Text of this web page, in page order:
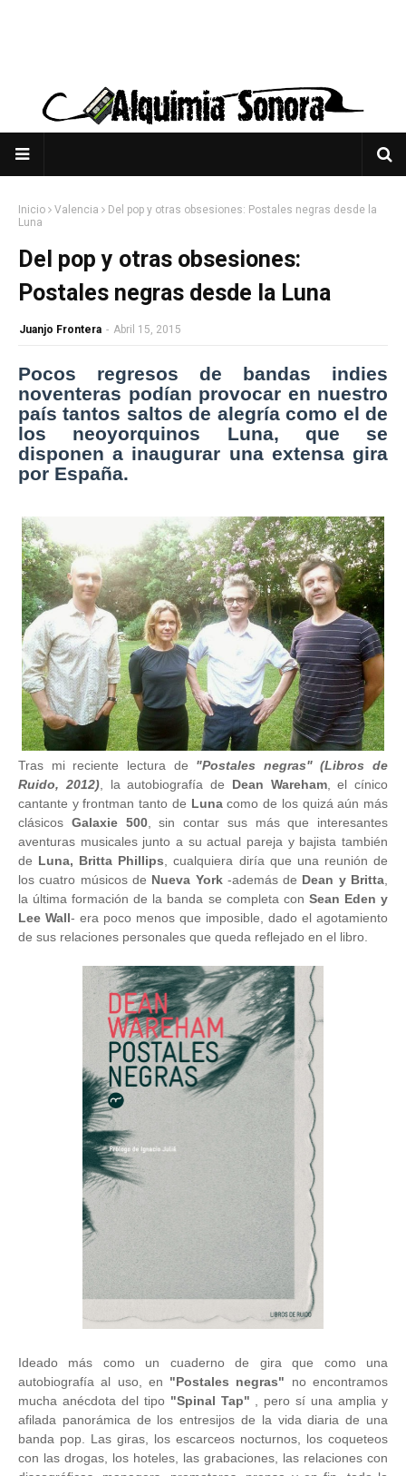
Inicio Valencia
Del pop y otras obsesiones: Postales negras desde la
Luna
Del pop y otras obsesiones:
Postales negras desde la Luna
Juanjo Frontera - Abril 15, 2015
Pocos regresos de bandas indies
noventeras podían provocar en nuestro
país tantos saltos de alegría como el de
los neoyorquinos Luna, que se
disponen a inaugurar una extensa gira
por España.
Tras mi reciente lectura de "Postales negras" (Libros de
Ruido, 2012), la autobiografía de Dean Wareham, el cínico
cantante y frontman tanto de Lunacomo de los quizá aún más
clásicos Galaxie 500, sin contar sus más que interesantes
aventuras musicales junto a su actual pareja y bajista también
de Luna, Britta Phillips, cualquiera diría que una reunión de
los cuatro músicos de Nueva York-además de Dean y Britta,
la última formación de la banda se completa con Sean Eden y
Lee Wall- era poco menos que imposible, dado el agotamiento
de sus relaciones personales que queda reflejado en el libro.
Ideado más como un cuaderno de gira que como una
autobiografía al uso, en "Postales negras" no encontramos
mucha anécdota del tipo "Spinal Tap" , pero sí una amplia y
afilada panorámica de los entresijos de la vida diaria de una
banda pop. Las giras, los escarceos nocturnos, los coqueteos
con las drogas, los hoteles, las grabaciones, las relaciones con